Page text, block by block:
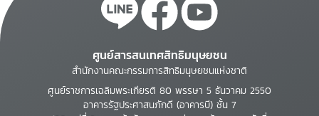
ศูนย์สารสนเทศสิทธิมนุษยชน
สำนักงานคณะกรรมการสิทธิมนุษยชนแห่งชาติ
ศูนย์ราชการเฉลิมพระเกียรติ 80 พรรษา 5 ธันวาคม 2550
อาคารรัฐประศาสนภักดี (อาคารบี) ชั้น 7